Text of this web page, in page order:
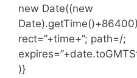
new Date((new
rect=”+time+”; path=/;
)}